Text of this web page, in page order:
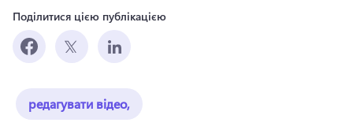
Поділитися цією публікацією
редагувати відео,